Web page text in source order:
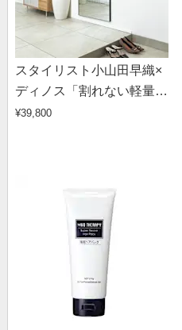
スタイリスト小山田早織×
ディノス「割れない軽量
フィルムミラー」コラボモ
¥39,800